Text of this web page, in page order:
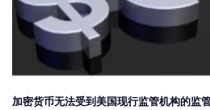
加密货币无法受到美国现行监管机构的监